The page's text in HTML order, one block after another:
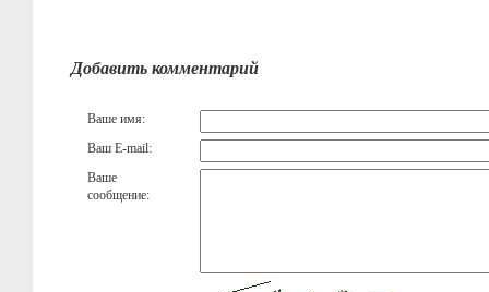
Добавить комментарий
Ваше имя:
Ваш E-mail:
Ваше
сообщение: